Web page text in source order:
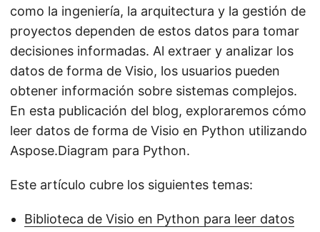
como la ingeniería, la arquitectura y la gestión de
proyectos dependen de estos datos para tomar
decisiones informadas. Al extraer y analizar los
datos de forma de Visio, los usuarios pueden
obtener información sobre sistemas complejos.
En esta publicación del blog, exploraremos cómo
leer datos de forma de Visio en Python utilizando
Aspose.Diagram para Python.
Este artículo cubre los siguientes temas:
Biblioteca de Visio en Python para leer datos